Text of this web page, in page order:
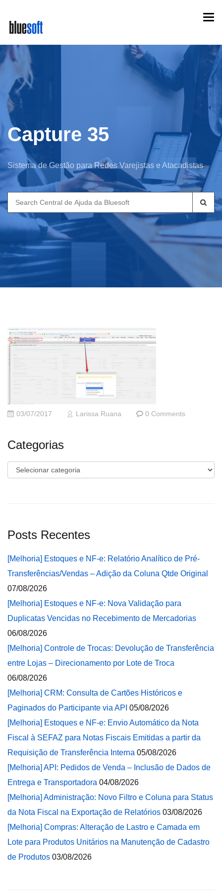
main
content
Capture 35
Sistema de Gestão para Redes Varejistas e Atacadistas
Search
for:
03/07/2017 Larissa Ruana 0 Comments
Categorias
Categorias
Posts Recentes
[Melhoria] Estoques e NF-e: Relatório Analítico de Pré-
Transferências/Vendas – Adição da Coluna Qtde Original
07/08/2026
[Melhoria] Estoques e NF-e: Nova Validação para
Duplicatas Vencidas no Recebimento de Mercadorias
06/08/2026
[Melhoria] Controle de Trocas: Devolução de Transferência
entre Lojas – Direcionamento por Lote de Troca
06/08/2026
[Melhoria] CRM: Consulta de Cartões Históricos e
Paginados do Participante via API 05/08/2026
[Melhoria] Estoques e NF-e: Envio Automático da Nota
Fiscal à SEFAZ para Notas Fiscais Emitidas a partir da
Requisição de Transferência Interna 05/08/2026
[Melhoria] API: Pedidos de Venda – Inclusão de Dados de
Entrega e Transportadora 04/08/2026
[Melhoria] Administração: Novo Filtro e Coluna para Status
da Nota Fiscal na Exportação de Relatórios 03/08/2026
[Melhoria] Compras: Alteração de Lastro e Camada em
Lote para Produtos Unitários na Manutenção de Cadastro
de Produtos 03/08/2026